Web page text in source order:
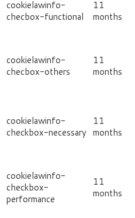
cookielawinfo-
checbox-functional
11
months
cookielawinfo-
checbox-others
11
months
cookielawinfo-
checkbox-necessary
11
months
cookielawinfo-
checkbox-
performance
11
months